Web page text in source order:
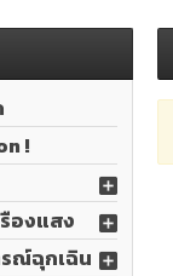
!
องแสง
ณ์ฉุกเฉิน